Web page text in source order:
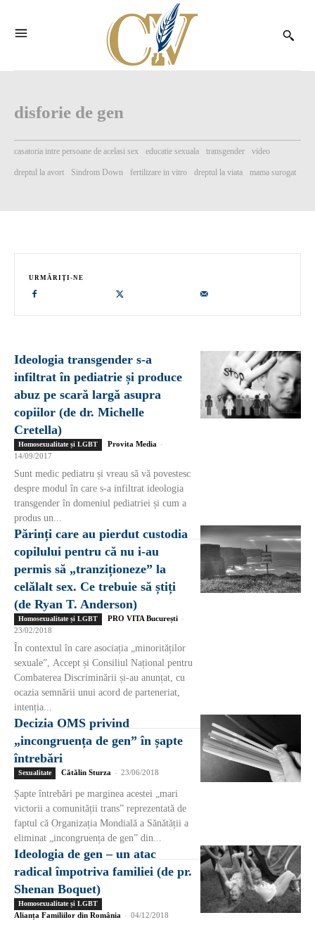
disforie de gen
casatoria intre persoane de acelasi sex educatie sexuala transgender video
dreptul la avort Sindrom Down fertilizare in vitro dreptul la viata mama surogat
Ideologia transgender s-a
infiltrat în pediatrie și produce
abuz pe scară largă asupra
copiilor (de dr. Michelle
Cretella)
Homosexualitate și LGBT Provita Media -
14/09/2017
Sunt medic pediatru și vreau să vă povestesc
despre modul în care s-a infiltrat ideologia
transgender în domeniul pediatriei și cum a
produs un...
Părinți care au pierdut custodia
copilului pentru că nu i-au
permis să „tranziționeze” la
celălalt sex. Ce trebuie să știți
(de Ryan T. Anderson)
Homosexualitate și LGBT PRO VITA București -
23/02/2018
În contextul în care asociația „minorităților
sexuale”, Accept și Consiliul Național pentru
Combaterea Discriminării și-au anunțat, cu
ocazia semnării unui acord de parteneriat,
intenția...
Decizia OMS privind
„incongruența de gen” în șapte
întrebări
Sexualitate Cătălin Sturza - 23/06/2018
Șapte întrebări pe marginea acestei „mari
victorii a comunității trans” reprezentată de
faptul că Organizația Mondială a Sănătății a
eliminat „incongruența de gen” din...
Ideologia de gen – un atac
radical împotriva familiei (de pr.
Shenan Boquet)
Homosexualitate și LGBT
Alianța Familiilor din România - 04/12/2018
URMĂRIȚI-NE